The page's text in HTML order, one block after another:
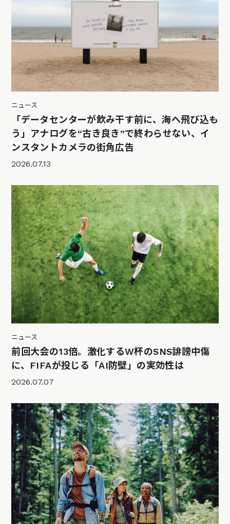
ニュース
「データセンターが飲み干す前に、海へ飛び込も
う」アナログを“古き良き”で終わらせない、イ
ンスタントカメラの街角広告
2026.07.13
ニュース
前回大会の13倍。激化するW杯のSNS誹謗中傷
に、FIFAが投じる「AI防壁」の実効性は
2026.07.07